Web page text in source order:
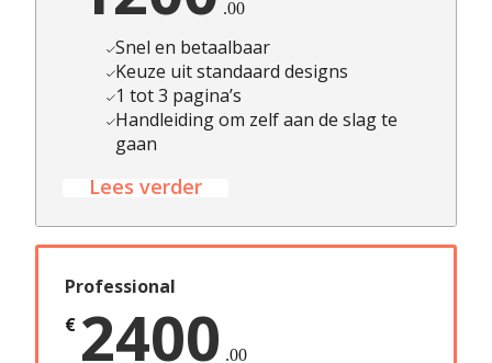
.00
Snel en betaalbaar
Keuze uit standaard designs
1 tot 3 pagina’s
Handleiding om zelf aan de slag te
gaan
Lees verder
Professional
€ 2400 .00